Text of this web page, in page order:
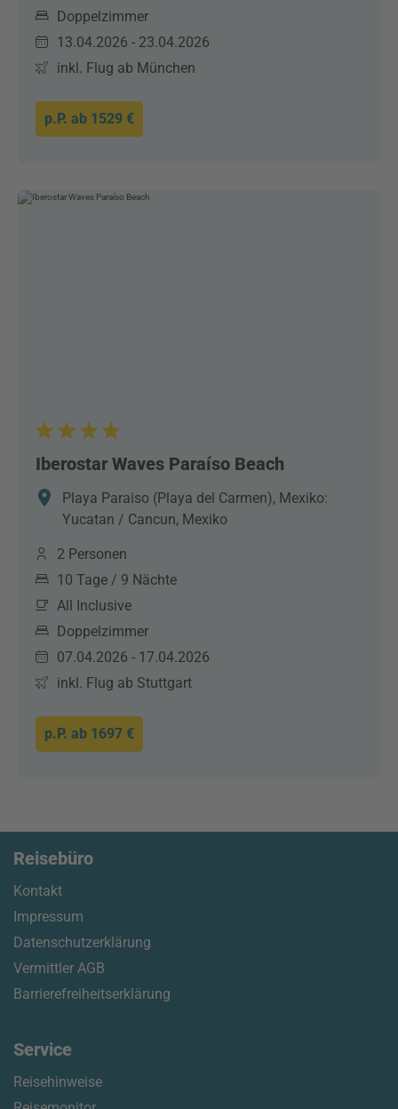
Doppelzimmer
13.04.2026 - 23.04.2026
inkl. Flug ab München
p.P. ab 1529 €
Iberostar Waves Paraíso Beach
Playa Paraiso (Playa del Carmen), Mexiko:
Yucatan / Cancun, Mexiko
2 Personen
10 Tage / 9 Nächte
All Inclusive
Doppelzimmer
07.04.2026 - 17.04.2026
inkl. Flug ab Stuttgart
p.P. ab 1697 €
Reisebüro
Kontakt
Impressum
Datenschutzerklärung
Vermittler AGB
Barrierefreiheitserklärung
Service
Reisehinweise